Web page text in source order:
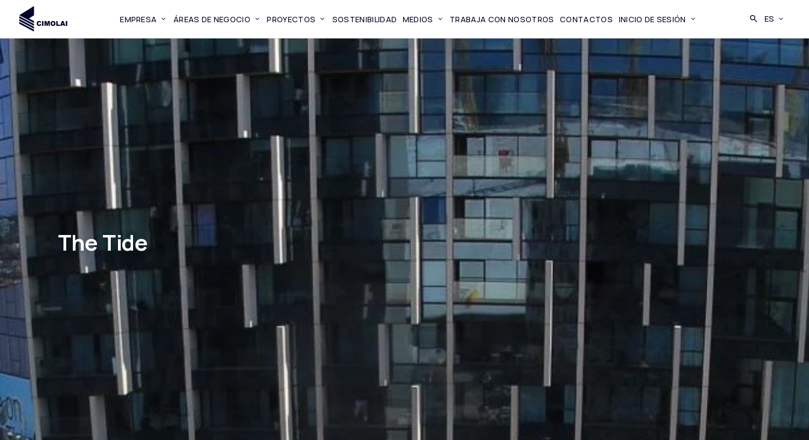
EMPRESA ÁREAS DE NEGOCIO PROYECTOS SOSTENIBILIDAD MEDIOS TRABAJA CON NOSOTROS CONTACTOS INICIO DE SESIÓN BUSCAR
CAMBIA
ES
The Tide